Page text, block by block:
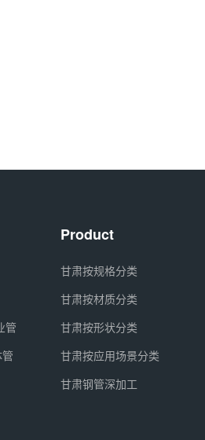
管
Product
甘肃按规格分类
甘肃按材质分类
甘肃按形状分类
甘肃按应用场景分类
甘肃钢管深加工